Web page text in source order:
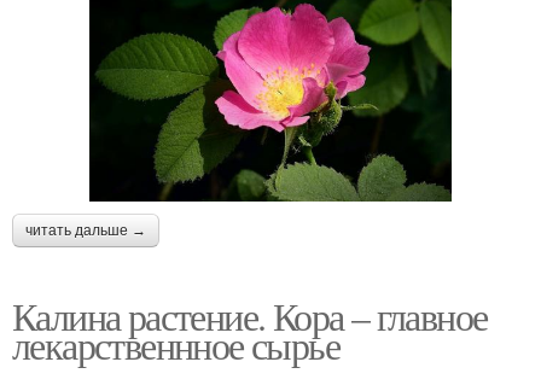
читать дальше →
Калина растение. Кора – главное
лекарственнное сырье